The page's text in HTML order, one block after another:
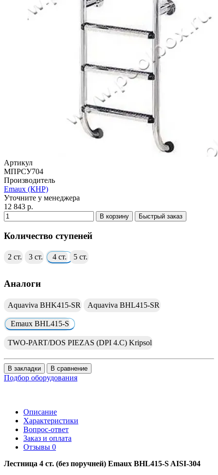
Артикул
МПРСУ704
Производитель
Emaux (КНР)
Уточните у менеджера
12 843 р.
В корзину Быстрый заказ
Количество ступеней
2 ст. 3 ст. 4 ст. 5 ст.
Аналоги
Aquaviva BHK415-SR Aquaviva BHL415-SR
Emaux BHL415-S
TWO-PART/DOS PIEZAS (DPI 4.C) Kripsol
В закладки В сравнение
Подбор оборудования
Описание
Характеристики
Вопрос-ответ
Заказ и оплата
Отзывы 0
Лестница 4 ст. (без поручней) Emaux BHL415-S AISI-304